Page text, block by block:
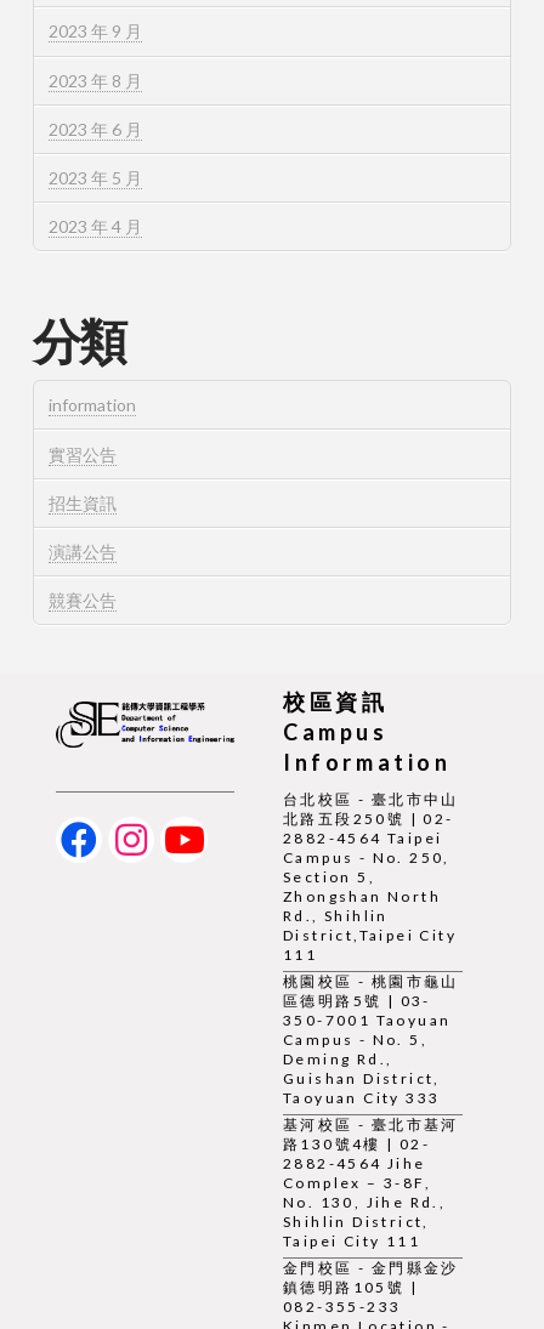
2023 年 9 月
2023 年 8 月
2023 年 6 月
2023 年 5 月
2023 年 4 月
分類
information
實習公告
招生資訊
演講公告
競賽公告
校區資訊
Campus
Information
台北校區 - 臺北市中山
北路五段250號 | 02-
2882-4564 Taipei
Campus - No. 250,
Section 5,
Zhongshan North
Rd., Shihlin
District,Taipei City
111
桃園校區 - 桃園市龜山
區德明路5號 | 03-
350-7001 Taoyuan
Campus - No. 5,
Deming Rd.,
Guishan District,
Taoyuan City 333
基河校區 - 臺北市基河
路130號4樓 | 02-
2882-4564 Jihe
Complex – 3-8F,
No. 130, Jihe Rd.,
Shihlin District,
Taipei City 111
金門校區 - 金門縣金沙
鎮德明路105號 |
082-355-233